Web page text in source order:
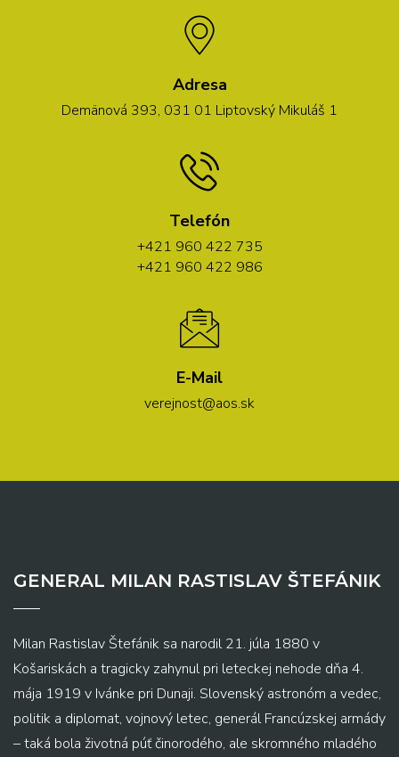
Adresa
Demänová 393, 031 01 Liptovský Mikuláš 1
Telefón
+421 960 422 735
+421 960 422 986
E-Mail
verejnost@aos.sk
GENERAL MILAN RASTISLAV ŠTEFÁNIK
Milan Rastislav Štefánik sa narodil 21. júla 1880 v
Košariskách a tragicky zahynul pri leteckej nehode dňa 4.
mája 1919 v Ivánke pri Dunaji. Slovenský astronóm a vedec,
politik a diplomat, vojnový letec, generál Francúzskej armády
– taká bola životná púť činorodého, ale skromného mladého